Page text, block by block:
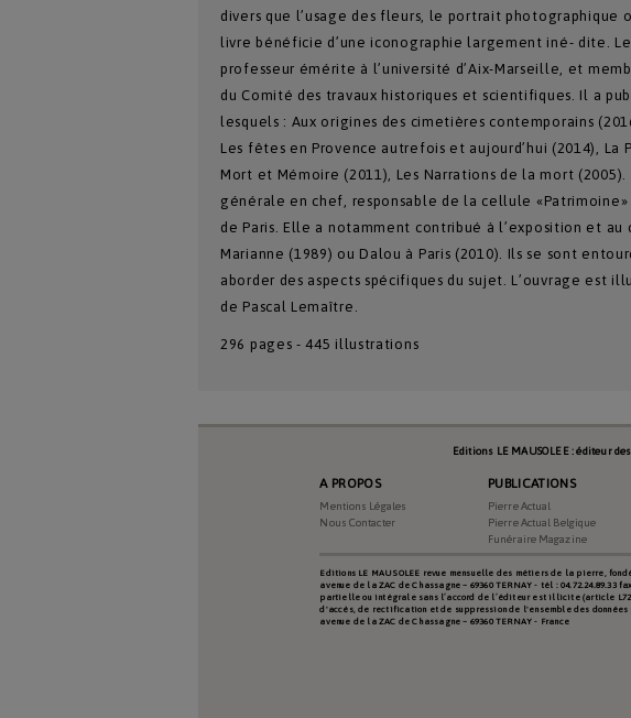
divers que l’usage des fleurs, le portrait photographique
livre bénéficie d’une iconographie largement iné- dite.
professeur émérite à l’université d’Aix-Marseille, et
du Comité des travaux historiques et scientifiques. Il a
lesquels : Aux origines des cimetières contemporains
Les fêtes en Provence autrefois et aujourd’hui (2014), La
Mort et Mémoire (2011), Les Narrations de la mort
générale en chef, responsable de la cellule
de Paris. Elle a notamment contribué à l’exposition et au
Marianne (1989) ou Dalou à Paris (2010). Ils se sont
aborder des aspects spécifiques du sujet. L’ouvrage est
de Pascal Lemaître.
296 pages - 445 illustrations
Type De Produit Librairie
2018-
Editions LE MAUSOLEE : éditeur
A PROPOS
Mentions Légales
Nous Contacter
PUBLICATIONS
Pierre Actual
Pierre Actual Belgique
Funéraire Magazine
Editions LE MAUSOLEE revue mensuelle des métiers de la pierre,
avenue de la ZAC de Chassagne – 69360 TERNAY - tél : 04.72.24.89.33
partielle ou intégrale sans l’accord de l’éditeur est illicite (article
d'accès, de rectification et de suppression de l'ensemble des données
avenue de la ZAC de Chassagne – 69360 TERNAY - France